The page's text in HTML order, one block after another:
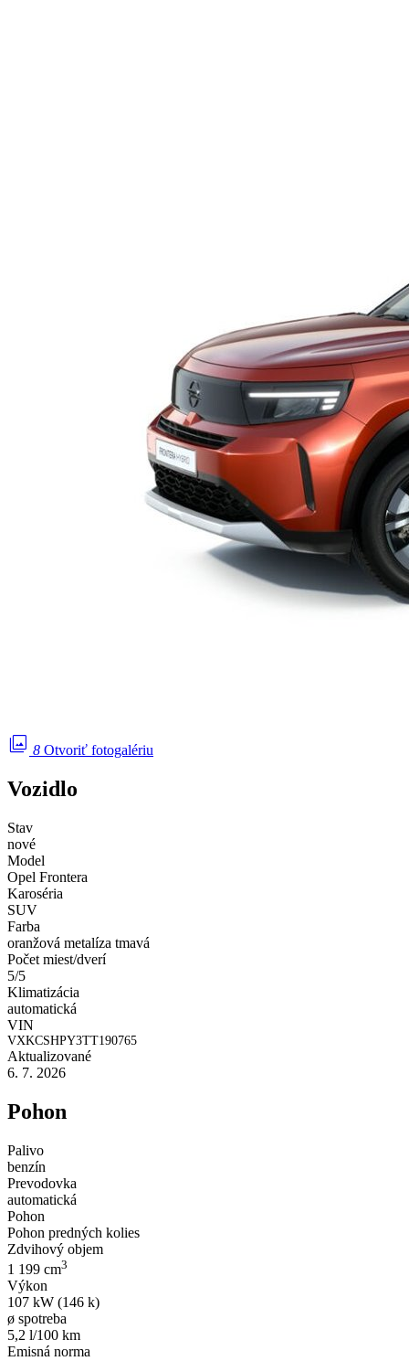
photo_library 8 Otvoriť fotogalériu
Vozidlo
Stav
nové
Model
Opel Frontera
Karoséria
SUV
Farba
oranžová metalíza tmavá
Počet miest/dverí
5/5
Klimatizácia
automatická
VIN
VXKCSHPY3TT190765
Aktualizované
6. 7. 2026
Pohon
Palivo
benzín
Prevodovka
automatická
Pohon
Pohon predných kolies
Zdvihový objem
1 199 cm3
Výkon
107 kW (146 k)
ø spotreba
5,2 l/100 km
Emisná norma